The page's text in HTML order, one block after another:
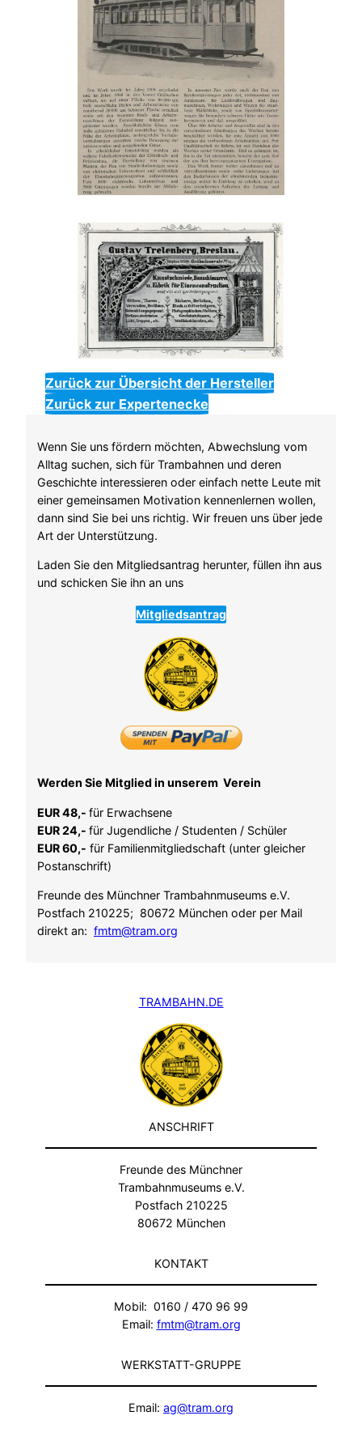
Zurück zur Übersicht der Hersteller
Zurück zur Expertenecke
Wenn Sie uns fördern möchten, Abwechslung vom
Alltag suchen, sich für Trambahnen und deren
Geschichte interessieren oder einfach nette Leute mit
einer gemeinsamen Motivation kennenlernen wollen,
dann sind Sie bei uns richtig. Wir freuen uns über jede
Art der Unterstützung.
Laden Sie den Mitgliedsantrag herunter, füllen ihn aus
und schicken Sie ihn an uns
Mitgliedsantrag
Werden Sie Mitglied in unserem Verein
EUR 48,- für Erwachsene
EUR 24,- für Jugendliche / Studenten / Schüler
EUR 60,- für Familienmitgliedschaft (unter gleicher
Postanschrift)
Freunde des Münchner Trambahnmuseums e.V.
Postfach 210225; 80672 München oder per Mail
direkt an: fmtm@tram.org
TRAMBAHN.DE
ANSCHRIFT
Freunde des Münchner
Trambahnmuseums e.V.
Postfach 210225
80672 München
KONTAKT
Mobil: 0160 / 470 96 99
Email: fmtm@tram.org
WERKSTATT-GRUPPE
Email: ag@tram.org